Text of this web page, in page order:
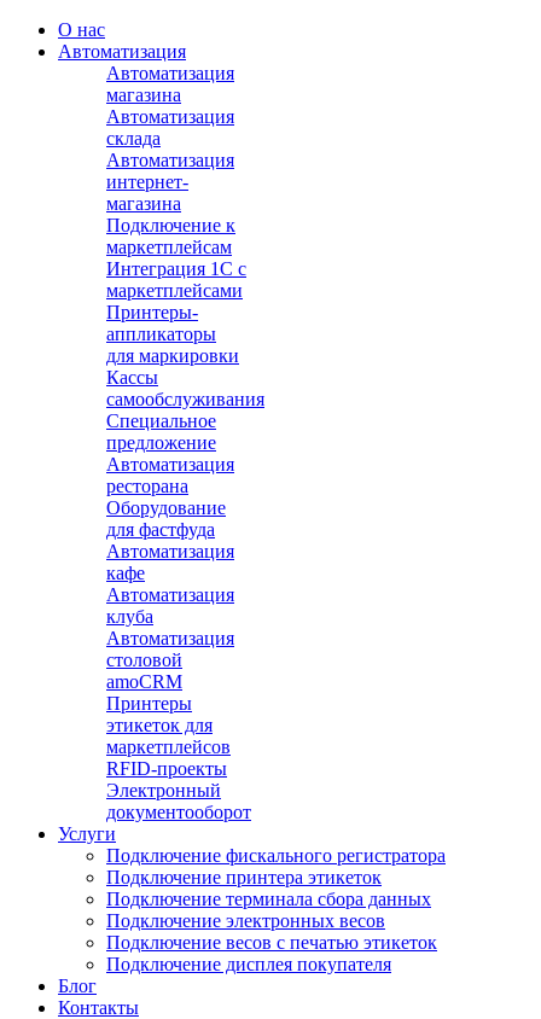
О нас
Автоматизация
Автоматизация
магазина
Автоматизация
склада
Автоматизация
интернет-
магазина
Подключение к
маркетплейсам
Интеграция 1С с
маркетплейсами
Принтеры-
аппликаторы
для маркировки
Кассы
самообслуживания
Специальное
предложение
Автоматизация
ресторана
Оборудование
для фастфуда
Автоматизация
кафе
Автоматизация
клуба
Автоматизация
столовой
amoCRM
Принтеры
этикеток для
маркетплейсов
RFID-проекты
Электронный
документооборот
Услуги
Подключение фискального регистратора
Подключение принтера этикеток
Подключение терминала сбора данных
Подключение электронных весов
Подключение весов с печатью этикеток
Подключение дисплея покупателя
Блог
Контакты